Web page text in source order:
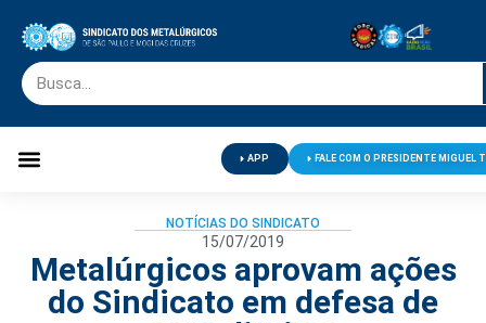
APP FALE COM O PRESIDENTE MIGUEL
NOTÍCIAS DO SINDICATO
15/07/2019
Metalúrgicos aprovam ações
do Sindicato em defesa de